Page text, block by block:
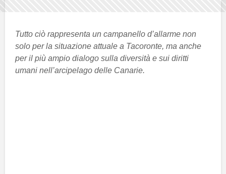
Tutto ciò rappresenta un campanello d’allarme non
solo per la situazione attuale a Tacoronte, ma anche
per il più ampio dialogo sulla diversità e sui diritti
umani nell’arcipelago delle Canarie.